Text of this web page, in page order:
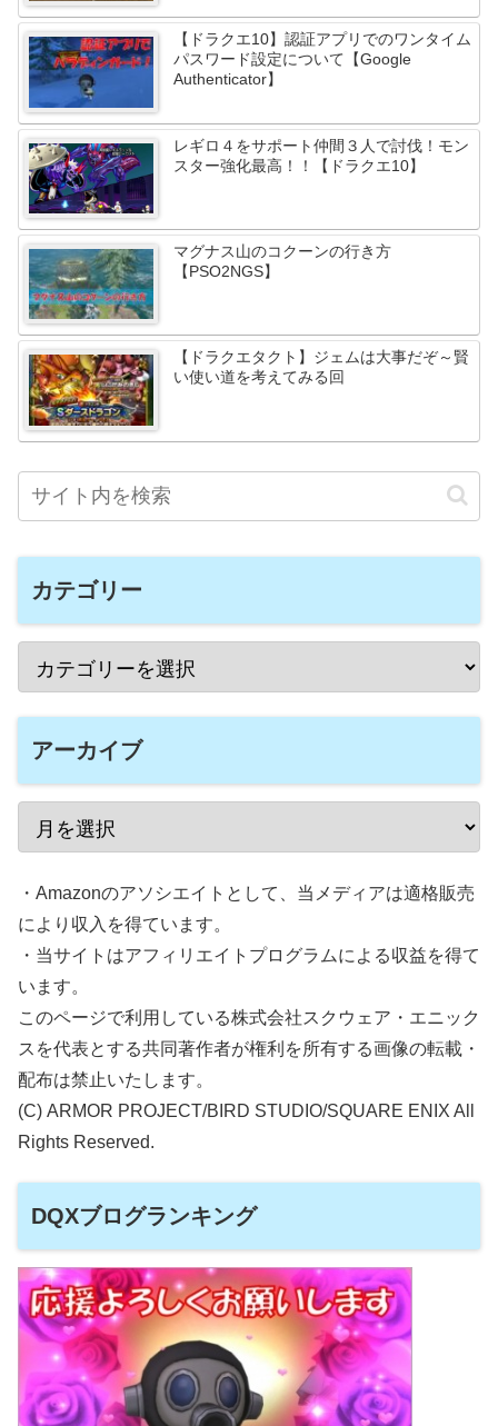
【ドラクエ10】認証アプリでのワンタイム
パスワード設定について【Google
Authenticator】
レギロ４をサポート仲間３人で討伐！モン
スター強化最高！！【ドラクエ10】
マグナス山のコクーンの行き方
【PSO2NGS】
【ドラクエタクト】ジェムは大事だぞ～賢
い使い道を考えてみる回
カテゴリー
アーカイブ
・Amazonのアソシエイトとして、当メディアは適格販売
により収入を得ています。
・当サイトはアフィリエイトプログラムによる収益を得て
います。
このページで利用している株式会社スクウェア・エニック
スを代表とする共同著作者が権利を所有する画像の転載・
配布は禁止いたします。
(C) ARMOR PROJECT/BIRD STUDIO/SQUARE ENIX All
Rights Reserved.
DQXブログランキング